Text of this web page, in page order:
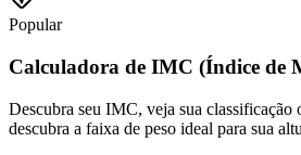
Popular
Calculadora de IMC (Índice de
Descubra seu IMC, veja sua
descubra a faixa de peso ideal para sua